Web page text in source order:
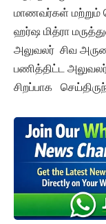
மாணவர்கள் மற்றும்
ஹர்ஷ மித்ரா
அலுவலர் சிவ
பணித்திட்ட
சிறப்பாக